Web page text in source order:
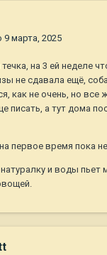
9 марта, 2025
на 3 ей неделе
не сдавала ещё,
как не очень, но все
писать, а тут дома
первое время пока
и воды пьет